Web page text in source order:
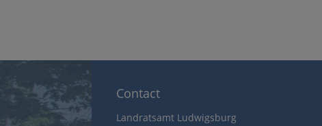
Contact
Landratsamt Ludwigsburg